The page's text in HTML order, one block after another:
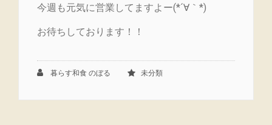
今週も元気に営業してますよー(*´∀｀*)
お待ちしております！！
暮らす和食 のぼる 未分類